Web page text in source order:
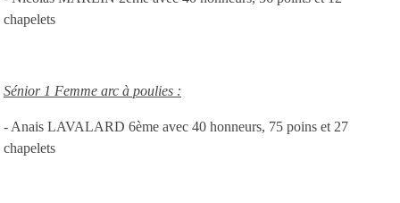
chapelets
Sénior 1 Femme arc à poulies :
- Anais LAVALARD 6ème avec 40 honneurs, 75 poins et 27
chapelets